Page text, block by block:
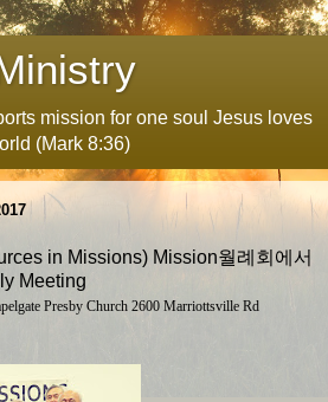
mission for one soul Jesus loves
(Mark 8:36)
in Missions) Mission월례회에서
Meeting
Presby Church 2600 Marriottsville Rd